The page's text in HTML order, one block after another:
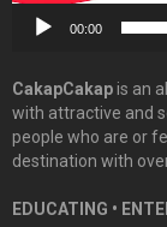
00:00
CakapCakapis an
with attractive and
people who are or
destination with
EDUCATING •